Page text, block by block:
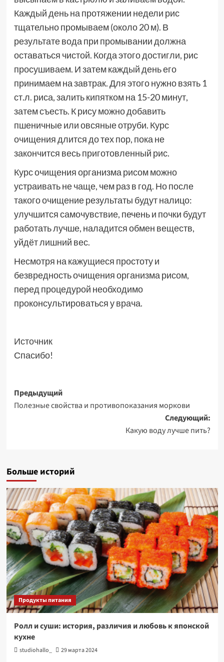
Каждый день на протяжении недели рис
тщательно промываем (около 20 м). В
результате вода при промывании должна
оставаться чистой. Когда этого достигли, рис
просушиваем. И затем каждый день его
принимаем на завтрак. Для этого нужно взять 1
ст.л. риса, залить кипятком на 15-20 минут,
затем съесть. К рису можно добавить
пшеничные или овсяные отруби. Курс
очищения длится до тех пор, пока не
закончится весь приготовленный рис.
Курс очищения организма рисом можно
устраивать не чаще, чем раз в год. Но после
такого очищение результаты будут налицо:
улучшится самочувствие, печень и почки будут
работать лучше, наладится обмен веществ,
уйдёт лишний вес.
Несмотря на кажущиеся простоту и
безвредность очищения организма рисом,
перед процедурой необходимо
проконсультироваться у врача.
Источник
Спасибо!
Навигация
записи
Предыдущий
Полезные свойства и противопоказания моркови
Следующий:
Какую воду лучше пить?
Больше историй
Продукты питания
Ролл и суши: история, различия и любовь к японской
кухне
studiohallo_ 29 марта 2024